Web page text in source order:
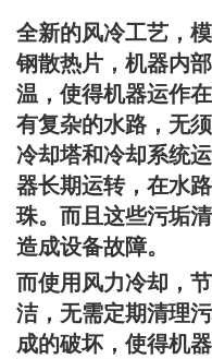
全新的风冷工艺，
钢散热片，机器内
温，使得机器运作
有复杂的水路，无
冷却塔和冷却系统
器长期运转，在水
珠。而且这些污垢
造成设备故障。
而使用风力冷却，
洁，无需定期清理
成的破坏，使得机